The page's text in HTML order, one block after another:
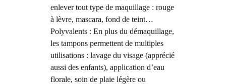
enlever tout type de maquillage : rouge
à lèvre, mascara, fond de teint…
Polyvalents : En plus du démaquillage,
les tampons permettent de multiples
utilisations : lavage du visage (apprécié
aussi des enfants), application d’eau
florale, soin de plaie légère ou